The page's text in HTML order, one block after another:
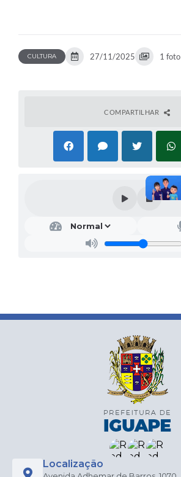
CULTURA 27/11/2025 1 foto
COMPARTILHAR
Localização